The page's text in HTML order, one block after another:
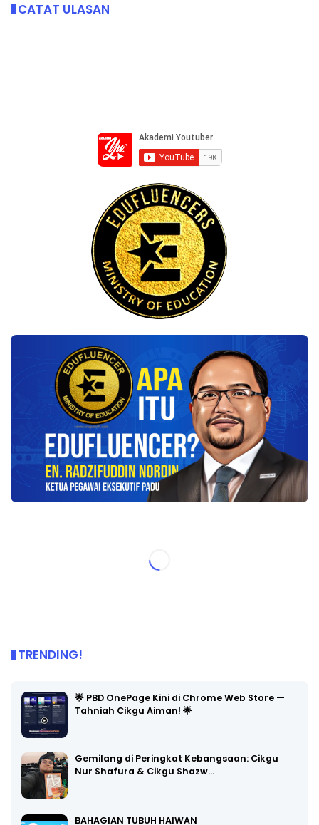
CATAT ULASAN
TRENDING!
🌟 PBD OnePage Kini di Chrome Web Store —
Tahniah Cikgu Aiman! 🌟
Gemilang di Peringkat Kebangsaan: Cikgu
Nur Shafura & Cikgu Shazw…
BAHAGIAN TUBUH HAIWAN